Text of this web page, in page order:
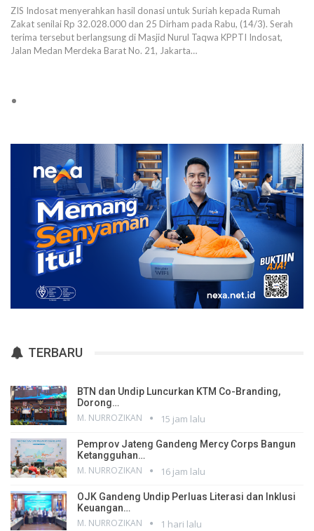
ZIS Indosat menyerahkan hasil donasi untuk Suriah kepada Rumah
Zakat senilai Rp 32.028.000 dan 25 Dirham pada Rabu, (14/3). Serah
terima tersebut berlangsung di Masjid Nurul Taqwa KPPTI Indosat,
Jalan Medan Merdeka Barat No. 21, Jakarta…
TERBARU
BTN dan Undip Luncurkan KTM Co-Branding,
Dorong…
M. NURROZIKAN 15 jam lalu
Pemprov Jateng Gandeng Mercy Corps Bangun
Ketangguhan…
M. NURROZIKAN 16 jam lalu
OJK Gandeng Undip Perluas Literasi dan Inklusi
Keuangan…
M. NURROZIKAN 1 hari lalu